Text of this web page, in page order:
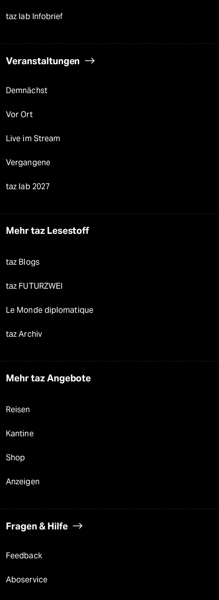
taz lab Infobrief
Veranstaltungen
Demnächst
Vor Ort
Live im Stream
Vergangene
taz lab 2027
Mehr taz Lesestoff
taz Blogs
taz FUTURZWEI
Le Monde diplomatique
taz Archiv
Mehr taz Angebote
Reisen
Kantine
Shop
Anzeigen
Fragen & Hilfe
Feedback
Aboservice